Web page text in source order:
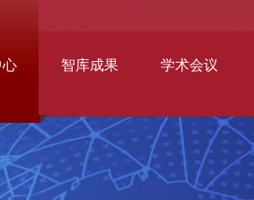
心 智库成果 学术会议